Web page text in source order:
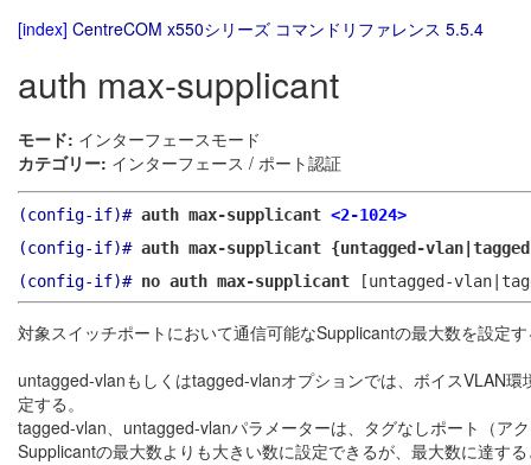
[index] CentreCOM x550シリーズ コマンドリファレンス 5.5.4
auth max-supplicant
モード: インターフェースモード
カテゴリー: インターフェース / ポート認証
(config-if)# auth max-supplicant <2-1024>
(config-if)# auth max-supplicant {untagged-
(config-if)# no auth max-supplicant [untagged-
対象スイッチポートにおいて通信可能なSupplicantの最大数を設定
untagged-vlanもしくはtagged-vlanオプションでは、ボイスVLAN
定する。
tagged-vlan、untagged-vlanパラメーターは、タグなしポート（ア
Supplicantの最大数よりも大きい数に設定できるが、最大数に達す